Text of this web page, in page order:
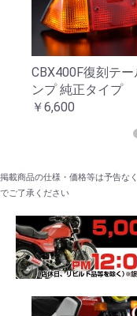
CBX400F復刻テー
ンプ 純正タイプ
￥6,600
掲載商品の仕様・価格等は予告な
でご了承ください